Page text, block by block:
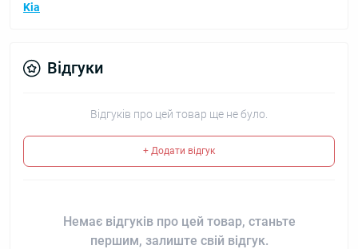
Kia
Відгуки
Відгуків про цей товар ще не було.
+ Додати відгук
Немає відгуків про цей товар, станьте
першим, залиште свій відгук.